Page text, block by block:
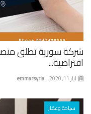
سورية تطلق منصة
emmarsyria
سياحة وعقار